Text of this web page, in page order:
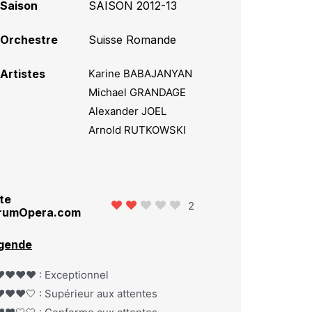
Saison SAISON 2012-13
Orchestre Suisse Romande
Artistes
Karine BABAJANYAN
Michael GRANDAGE
Alexander JOEL
Arnold RUTKOWSKI
2
: Exceptionnel
: Supérieur aux attentes